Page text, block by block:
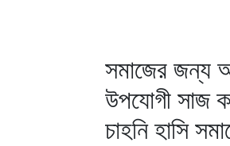
সমাজের জন্য
উপযোগী সাজ
চাহনি হাসি